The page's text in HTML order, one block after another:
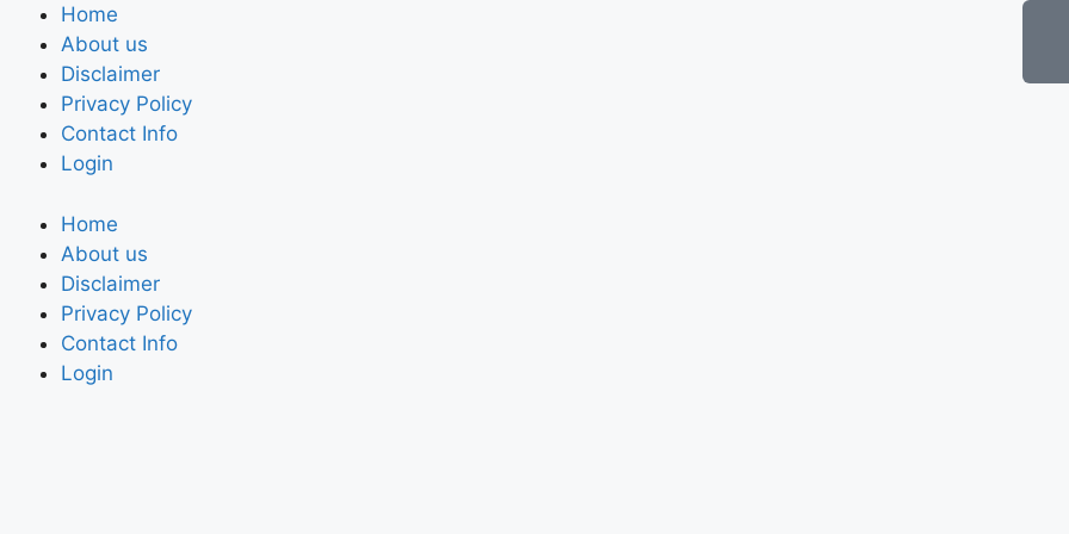
Home
About us
Disclaimer
Privacy Policy
Contact Info
Login
Home
About us
Disclaimer
Privacy Policy
Contact Info
Login